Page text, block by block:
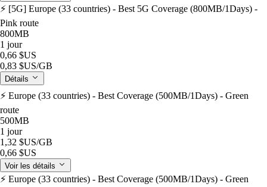
⚡️ [5G] Europe (33 countries) - Best 5G Coverage (800MB/1Days) -
Pink route
800MB
1 jour
0,66 $US
0,83 $US/GB
Détails
⚡️ Europe (33 countries) - Best Coverage (500MB/1Days) - Green
route
500MB
1 jour
1,32 $US/GB
0,66 $US
Voir les détails
⚡️ Europe (33 countries) - Best Coverage (500MB/1Days) - Green